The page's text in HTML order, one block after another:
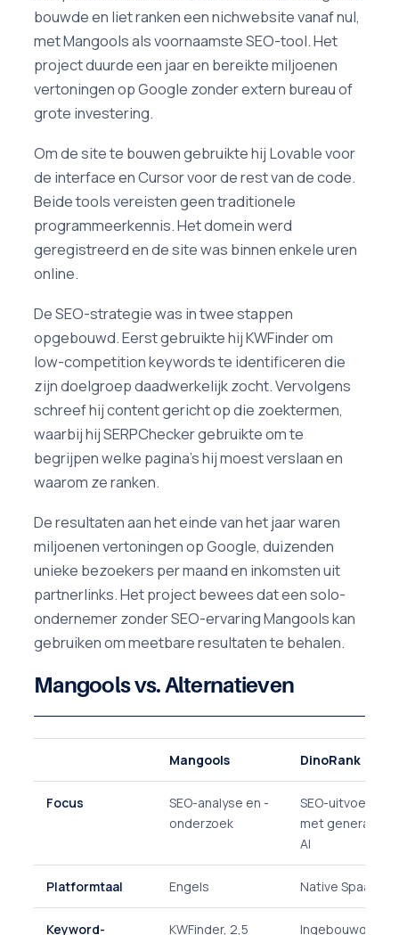
bouwde en liet ranken een nichwebsite vanaf nul,
met Mangools als voornaamste SEO-tool. Het
project duurde een jaar en bereikte miljoenen
vertoningen op Google zonder extern bureau of
grote investering.
Om de site te bouwen gebruikte hij Lovable voor
de interface en Cursor voor de rest van de code.
Beide tools vereisten geen traditionele
programmeerkennis. Het domein werd
geregistreerd en de site was binnen enkele uren
online.
De SEO-strategie was in twee stappen
opgebouwd. Eerst gebruikte hij KWFinder om
low-competition keywords te identificeren die
zijn doelgroep daadwerkelijk zocht. Vervolgens
schreef hij content gericht op die zoektermen,
waarbij hij SERPChecker gebruikte om te
begrijpen welke pagina's hij moest verslaan en
waarom ze ranken.
De resultaten aan het einde van het jaar waren
miljoenen vertoningen op Google, duizenden
unieke bezoekers per maand en inkomsten uit
partnerlinks. Het project bewees dat een solo-
ondernemer zonder SEO-ervaring Mangools kan
gebruiken om meetbare resultaten te behalen.
Mangools vs. Alternatieven
Mangools DinoRank
Focus
SEO-analyse en -
onderzoek
SEO-uitvoering
met generatieve
AI
Platformtaal Engels Native Spaans
Keyword- KWFinder, 2,5 Ingebouwde